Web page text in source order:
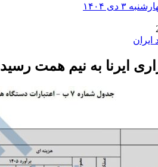
۳ دی ۱۴۰۴
ایران
ایرنا به نیم همت رسید